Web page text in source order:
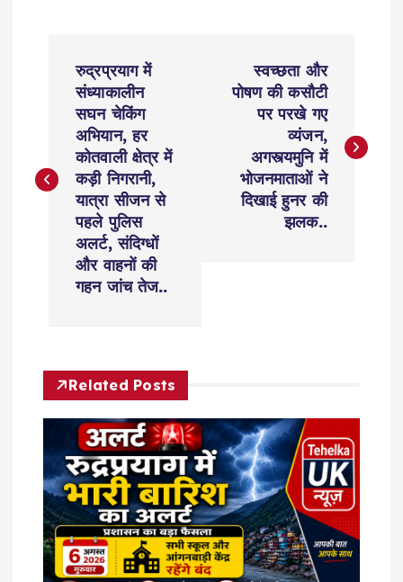
t
g
a
t
रुद्रप्रयाग में
संध्याकालीन
सघन चेकिंग
अभियान, हर
कोतवाली क्षेत्र में
कड़ी निगरानी,
यात्रा सीजन से
पहले पुलिस
अलर्ट, संदिग्धों
और वाहनों की
गहन जांच तेज..
स्वच्छता और
पोषण की कसौटी
पर परखे गए
व्यंजन,
अगस्त्यमुनि में
भोजनमाताओं ने
दिखाई हुनर की
झलक..
Related Posts